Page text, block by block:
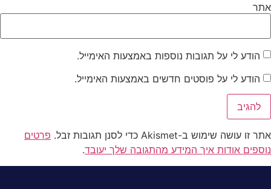
אתר
הודע לי על תגובות נוספות באמצעות האימייל.
הודע לי על פוסטים חדשים באמצעות האימייל.
אתר זו עושה שימוש ב-Akismet כדי לסנן תגובות זבל.
פרטים
נוספים אודות איך המידע מהתגובה שלך יעובד.